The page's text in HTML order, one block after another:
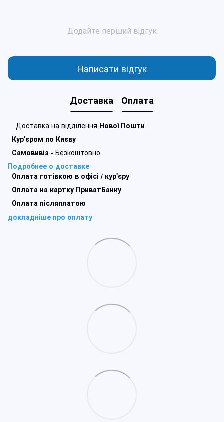
Додайте перший відгук
Написати відгук
Доставка Оплата
Доставка на відділення Нової Пошти
Кур'єром по Києву
Самовивіз - Безкоштовно
Подробнее о доставке
Оплата готівкою в офісі / кур'єру
Оплата на картку ПриватБанку
Оплата післяплатою
докладніше про оплату